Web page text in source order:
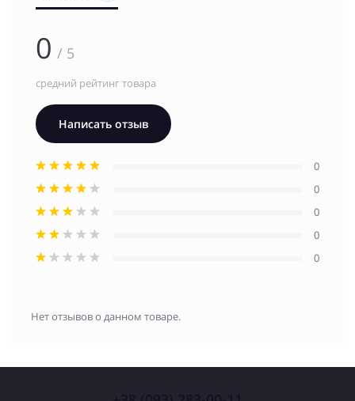
0 / 5
средний рейтинг товара
Написать отзыв
0
0
0
0
0
Нет отзывов о данном товаре.